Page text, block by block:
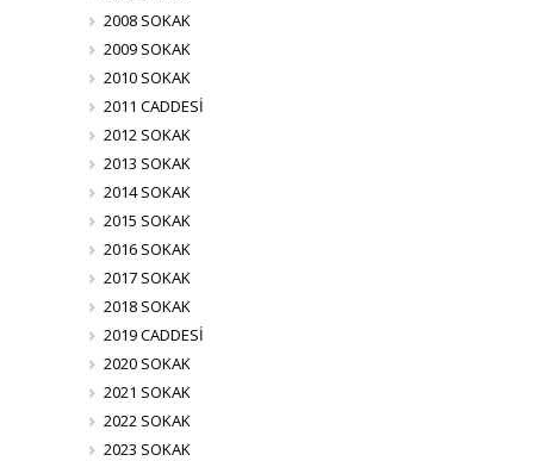
2008 SOKAK
2009 SOKAK
2010 SOKAK
2011 CADDESİ
2012 SOKAK
2013 SOKAK
2014 SOKAK
2015 SOKAK
2016 SOKAK
2017 SOKAK
2018 SOKAK
2019 CADDESİ
2020 SOKAK
2021 SOKAK
2022 SOKAK
2023 SOKAK